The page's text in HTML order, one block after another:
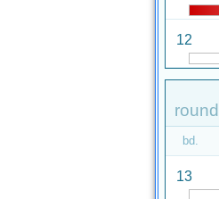
12
round
bd.
13